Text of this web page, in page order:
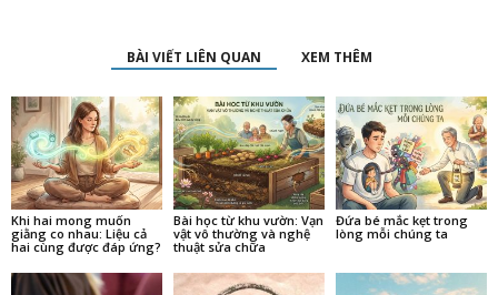
BÀI VIẾT LIÊN QUAN XEM THÊM
Khi hai mong muốn
giằng co nhau: Liệu cả
hai cùng được đáp ứng?
Bài học từ khu vườn: Vạn
vật vô thường và nghệ
thuật sửa chữa
Đứa bé mắc kẹt trong
lòng mỗi chúng ta